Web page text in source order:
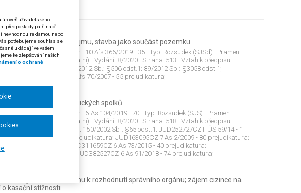
od daně, zdanění příjmu, stavba jako součást pozemku
č.:4037/2020· Sp. zn.: 10 Afs 366/2019 - 35· Typ: Rozsudek (SJSd) · Pramen:
správní soud - senát (ostatní) · Vydání: 8/2020· Strana: 513 · Vztah k předpisu:
písm.b) do 31.1.2016; 89/2012 Sb.: §506 odst.1; 89/2012 Sb.: §3058 odst.1;
- 59; JUD132938CZ 2 Afs 70/2007 - 55 prejudikatura;
aktivní legitimace ekologických spolků
č.:4038/2020 · Sp. zn.: 6 As 104/2019 - 70· Typ: Rozsudek (SJS) · Pramen:
správní soud - senát (ostatní) · Vydání: 8/2020· Strana: 518· Vztah k předpisu:
Sb.: §4 odst.1 písm.b); 150/2002 Sb.: §65 odst.1; JUD252727CZ I. ÚS 59/14 - 1
8 As 47/2005 - 86 prejudikatura; JUD163095CZ 7 As 2/2009 - 80 prejudikatura;
- 66 prejudikatura; JUD311659CZ 6 As 73/2015 - 40 prejudikatura;
2016 - 38 prejudikatura; JUD382527CZ 6 As 91/2018 - 74 prejudikatura;
odkladný účinek ve vztahu k rozhodnutí správního orgánu; zájem cizince na
kasační stížnosti
úroveň uživatelského
předpoklady patří např.
nevhodnou reklamou nebo
potřebujeme souhlas se
ukládají ve vašem
ke zlepšování našich
o ochraně